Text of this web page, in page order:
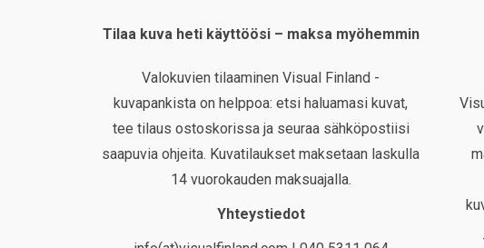
Tilaa kuva heti käyttöösi – maksa myöhemmin
Valokuvien tilaaminen Visual Finland -
kuvapankista on helppoa: etsi haluamasi kuvat,
tee tilaus ostoskorissa ja seuraa sähköpostiisi
saapuvia ohjeita. Kuvatilaukset maksetaan laskulla
14 vuorokauden maksuajalla.
Yhteystiedot